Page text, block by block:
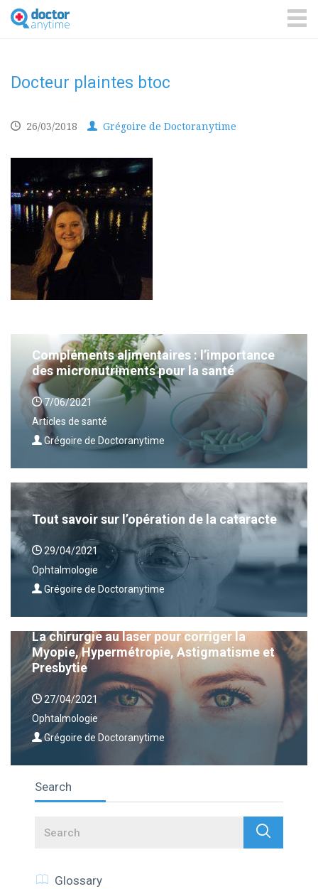
DoctorAnyTime
You
are
Docteur plaintes btoc
26/03/2018 Grégoire de Doctoranytime
Compléments alimentaires : l’importance
des micronutriments pour la santé
7/06/2021
Articles de santé
Grégoire de Doctoranytime
Tout savoir sur l’opération de la cataracte
29/04/2021
Ophtalmologie
Grégoire de Doctoranytime
La chirurgie au laser pour corriger la
Myopie, Hypermétropie, Astigmatisme et
Presbytie
27/04/2021
Ophtalmologie
Grégoire de Doctoranytime
Search
Search
Glossary